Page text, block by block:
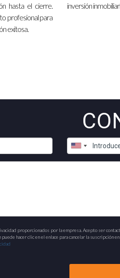
hasta el cierre.
profesional para
exitosa.
inversión
proporcionados por la empresa. Acepto ser
hacer clic en el enlace para cancelar la